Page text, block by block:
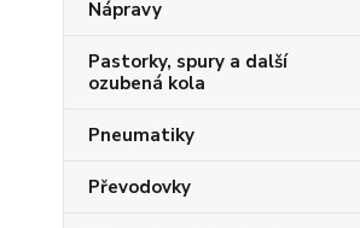
Nápravy
Pastorky, spury a další
ozubená kola
Pneumatiky
Převodovky